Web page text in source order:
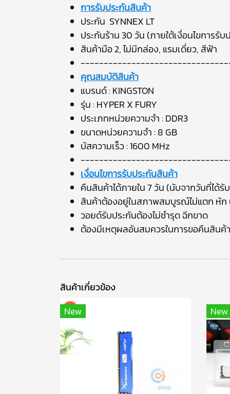
การรับประกันสินค้า
ประกัน SYNNEX LT
ประกันร้าน 30 วัน (ภายใต้เงื่อนไขการรั
สินค้ามือ 2, ไม่มีกล่อง, แรมเดี่ยว, สีฟ้า
คุณสมบัติสินค้า
แบรนด์ : KINGSTON
รุ่น : HYPER X FURY
ประเภทหน่วยความจำ : DDR3
ขนาดหน่วยความจำ : 8 GB
บัสความเร็ว : 1600 MHz
เงื่อนไขการรับประกันสินค้า
คืนสินค้าได้ภายใน 7 วัน (นับจากวันที่ได้รั
สินค้าต้องอยู่ในสภาพสมบูรณ์ไม่แตก หัก
วอยด์รับประกันต้องไม่ชำรุด ฉีกขาด
ต้องมีเหตุผลอันสมควรในการขอคืนสินค้า
สินค้าเกี่ยวข้อง
New
New